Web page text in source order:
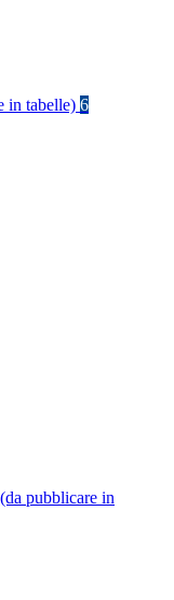
in tabelle) 6
pubblicare in